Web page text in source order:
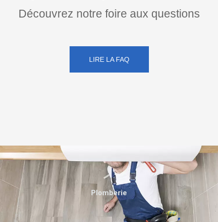
Découvrez notre foire aux questions
LIRE LA FAQ
Plomberie